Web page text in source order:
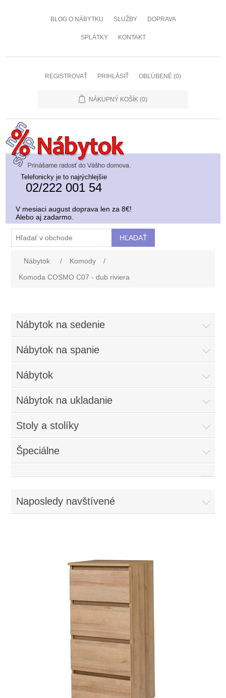
BLOG O NÁBYTKU SLUŽBY DOPRAVA
SPLÁTKY KONTAKT
REGISTROVAŤ PRIHLÁSIŤ OBĽÚBENÉ (0)
NÁKUPNÝ KOŠÍK (0)
Telefonicky je to najrýchlejšie
02/222 001 54
V mesiaci august doprava len za 8€!
Alebo aj zadarmo.
Nábytok / Komody
/
Komoda COSMO C07 - dub riviera
Nábytok na sedenie
Nábytok na spanie
Nábytok
Nábytok na ukladanie
Stoly a stolíky
Špeciálne
Naposledy navštívené